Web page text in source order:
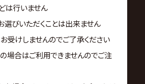
行いません
選びいただくことは出来ません
受けしませんのでご了承ください
場合はご利用できませんのでご注